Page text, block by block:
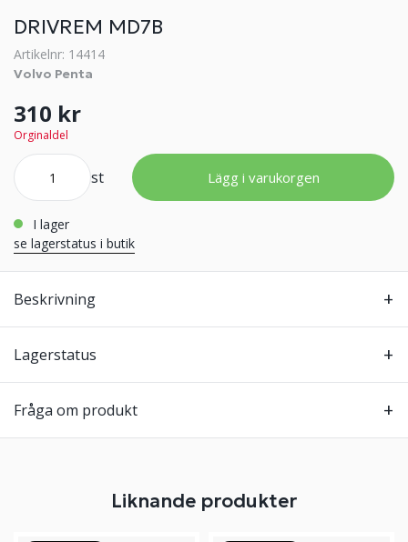
DRIVREM MD7B
Artikelnr: 14414
Volvo Penta
310 kr
Orginaldel
st Lägg i varukorgen
i lager
se lagerstatus i butik
Beskrivning
Lagerstatus
Fråga om produkt
Liknande produkter